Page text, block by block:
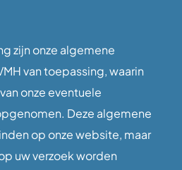
zijn onze algemene
van toepassing, waarin
onze eventuele
Deze algemene
op onze website, maar
uw verzoek worden